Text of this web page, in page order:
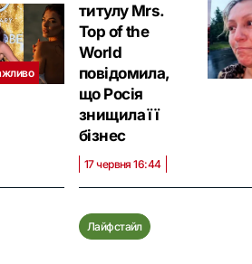
титулу Mrs.
Top of the
World
повідомила,
що Росія
знищила її
бізнес
17 червня 16:44
Лайфстайл